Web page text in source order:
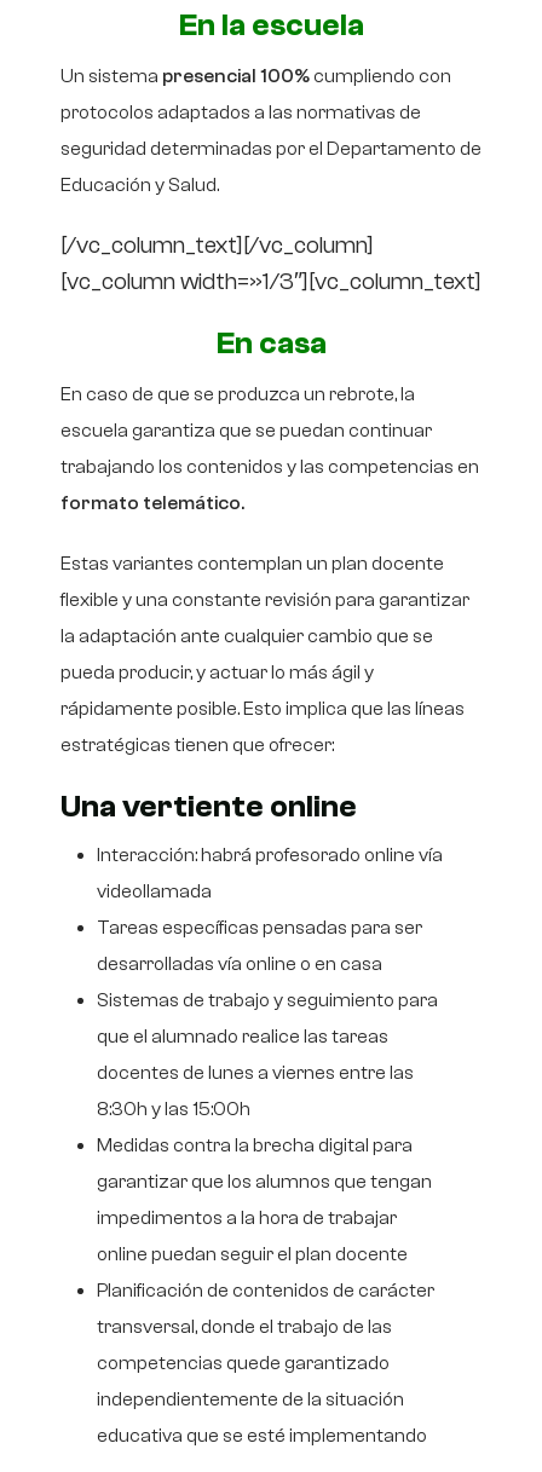
En la escuela
Un sistema presencial 100% cumpliendo con
protocolos adaptados a las normativas de
seguridad determinadas por el Departamento de
Educación y Salud.
[/vc_column_text][/vc_column]
[vc_column width=»1/3″][vc_column_text]
En casa
En caso de que se produzca un rebrote, la
escuela garantiza que se puedan continuar
trabajando los contenidos y las competencias en
formato telemático.
Estas variantes contemplan un plan docente
flexible y una constante revisión para garantizar
la adaptación ante cualquier cambio que se
pueda producir, y actuar lo más ágil y
rápidamente posible. Esto implica que las líneas
estratégicas tienen que ofrecer:
Una vertiente online
Interacción: habrá profesorado online vía
videollamada
Tareas específicas pensadas para ser
desarrolladas vía online o en casa
Sistemas de trabajo y seguimiento para
que el alumnado realice las tareas
docentes de lunes a viernes entre las
8:30h y las 15:00h
Medidas contra la brecha digital para
garantizar que los alumnos que tengan
impedimentos a la hora de trabajar
online puedan seguir el plan docente
Planificación de contenidos de carácter
transversal, donde el trabajo de las
competencias quede garantizado
independientemente de la situación
educativa que se esté implementando